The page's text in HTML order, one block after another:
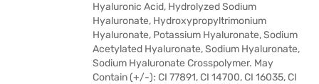
Hyaluronic Acid, Hydrolyzed Sodium
Hyaluronate, Hydroxypropyltrimonium
Hyaluronate, Potassium Hyaluronate, Sodium
Acetylated Hyaluronate, Sodium Hyaluronate,
Sodium Hyaluronate Crosspolymer. May
Contain (+/-): CI 77891, CI 14700, CI 16035, CI